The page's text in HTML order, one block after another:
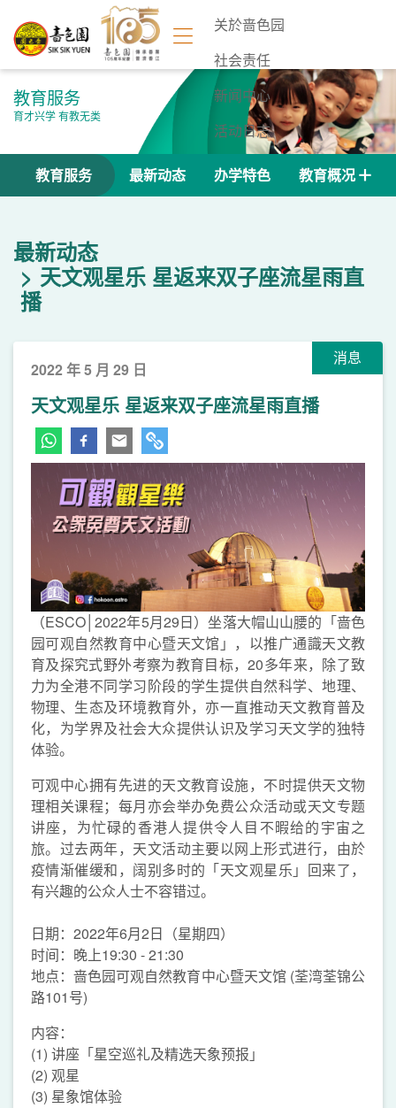
关於啬色园
社会责任
新闻中心
活动日志
联络我们
教育服务
育才兴学 有教无类
教育服务 最新动态 办学特色 教育概况
最新动态
天文观星乐 星返来双子座流星雨直
播
消息
2022 年 5 月 29 日
天文观星乐 星返来双子座流星雨直播
（ESCO│2022年5月29日）坐落大帽山山腰的「啬色
园可观自然教育中心暨天文馆」，以推广通識天文教
育及探究式野外考察为教育目标，20多年来，除了致
力为全港不同学习阶段的学生提供自然科学、地理、
物理、生态及环境教育外，亦一直推动天文教育普及
化，为学界及社会大众提供认识及学习天文学的独特
体验。
可观中心拥有先进的天文教育设施，不时提供天文物
理相关课程；每月亦会举办免费公众活动或天文专题
讲座，为忙碌的香港人提供令人目不暇给的宇宙之
旅。过去两年，天文活动主要以网上形式进行，由於
疫情渐催缓和，阔别多时的「天文观星乐」回来了，
有兴趣的公众人士不容错过。
日期：2022年6月2日（星期四）
时间：晚上19:30 - 21:30
地点：啬色园可观自然教育中心暨天文馆 (荃湾荃锦公
路101号)
内容：
(1) 讲座「星空巡礼及精选天象预报」
(2) 观星
(3) 星象馆体验